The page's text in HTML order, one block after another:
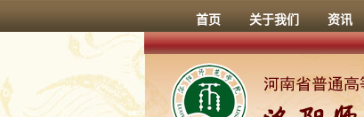
首页 关于我们 资讯